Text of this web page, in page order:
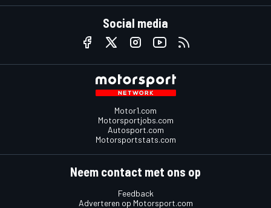
Social media
Motor1.com
Motorsportjobs.com
Autosport.com
Motorsportstats.com
Neem contact met ons op
Feedback
Adverteren op Motorsport.com